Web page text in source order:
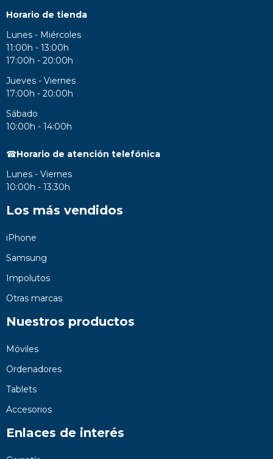
Horario de tienda
Lunes - Miércoles
11:00h - 13:00h
17:00h - 20:00h
Jueves - Viernes
17:00h - 20:00h
Sábado
10:00h - 14:00h
☎Horario de atención telefónica
Lunes - Viernes
10:00h - 13:30h
Los más vendidos
iPhone
Samsung
Impolutos
Otras marcas
Nuestros productos
Móviles
Ordenadores
Tablets
Accesorios
Enlaces de interés